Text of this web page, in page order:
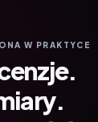
W PRAKTYCE